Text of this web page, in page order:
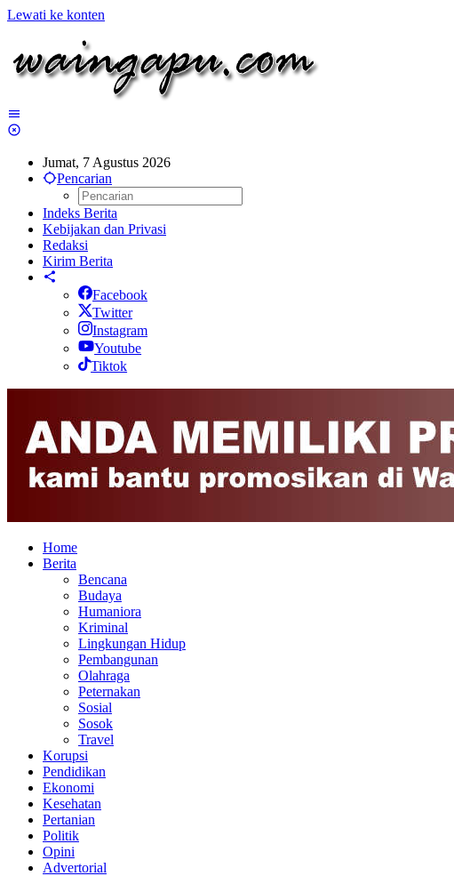
Lewati ke konten
Jumat, 7 Agustus 2026
Pencarian
Indeks Berita
Kebijakan dan Privasi
Redaksi
Kirim Berita
Facebook
Twitter
Instagram
Youtube
Tiktok
Home
Berita
Bencana
Budaya
Humaniora
Kriminal
Lingkungan Hidup
Pembangunan
Olahraga
Peternakan
Sosial
Sosok
Travel
Korupsi
Pendidikan
Ekonomi
Kesehatan
Pertanian
Politik
Opini
Advertorial